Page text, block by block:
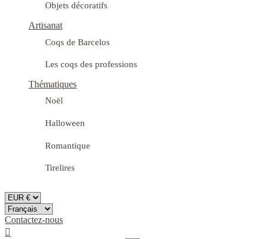
Objets décoratifs
Artisanat
Coqs de Barcelos
Les coqs des professions
Thématiques
Noël
Halloween
Romantique
Tirelires
Contactez-nous
